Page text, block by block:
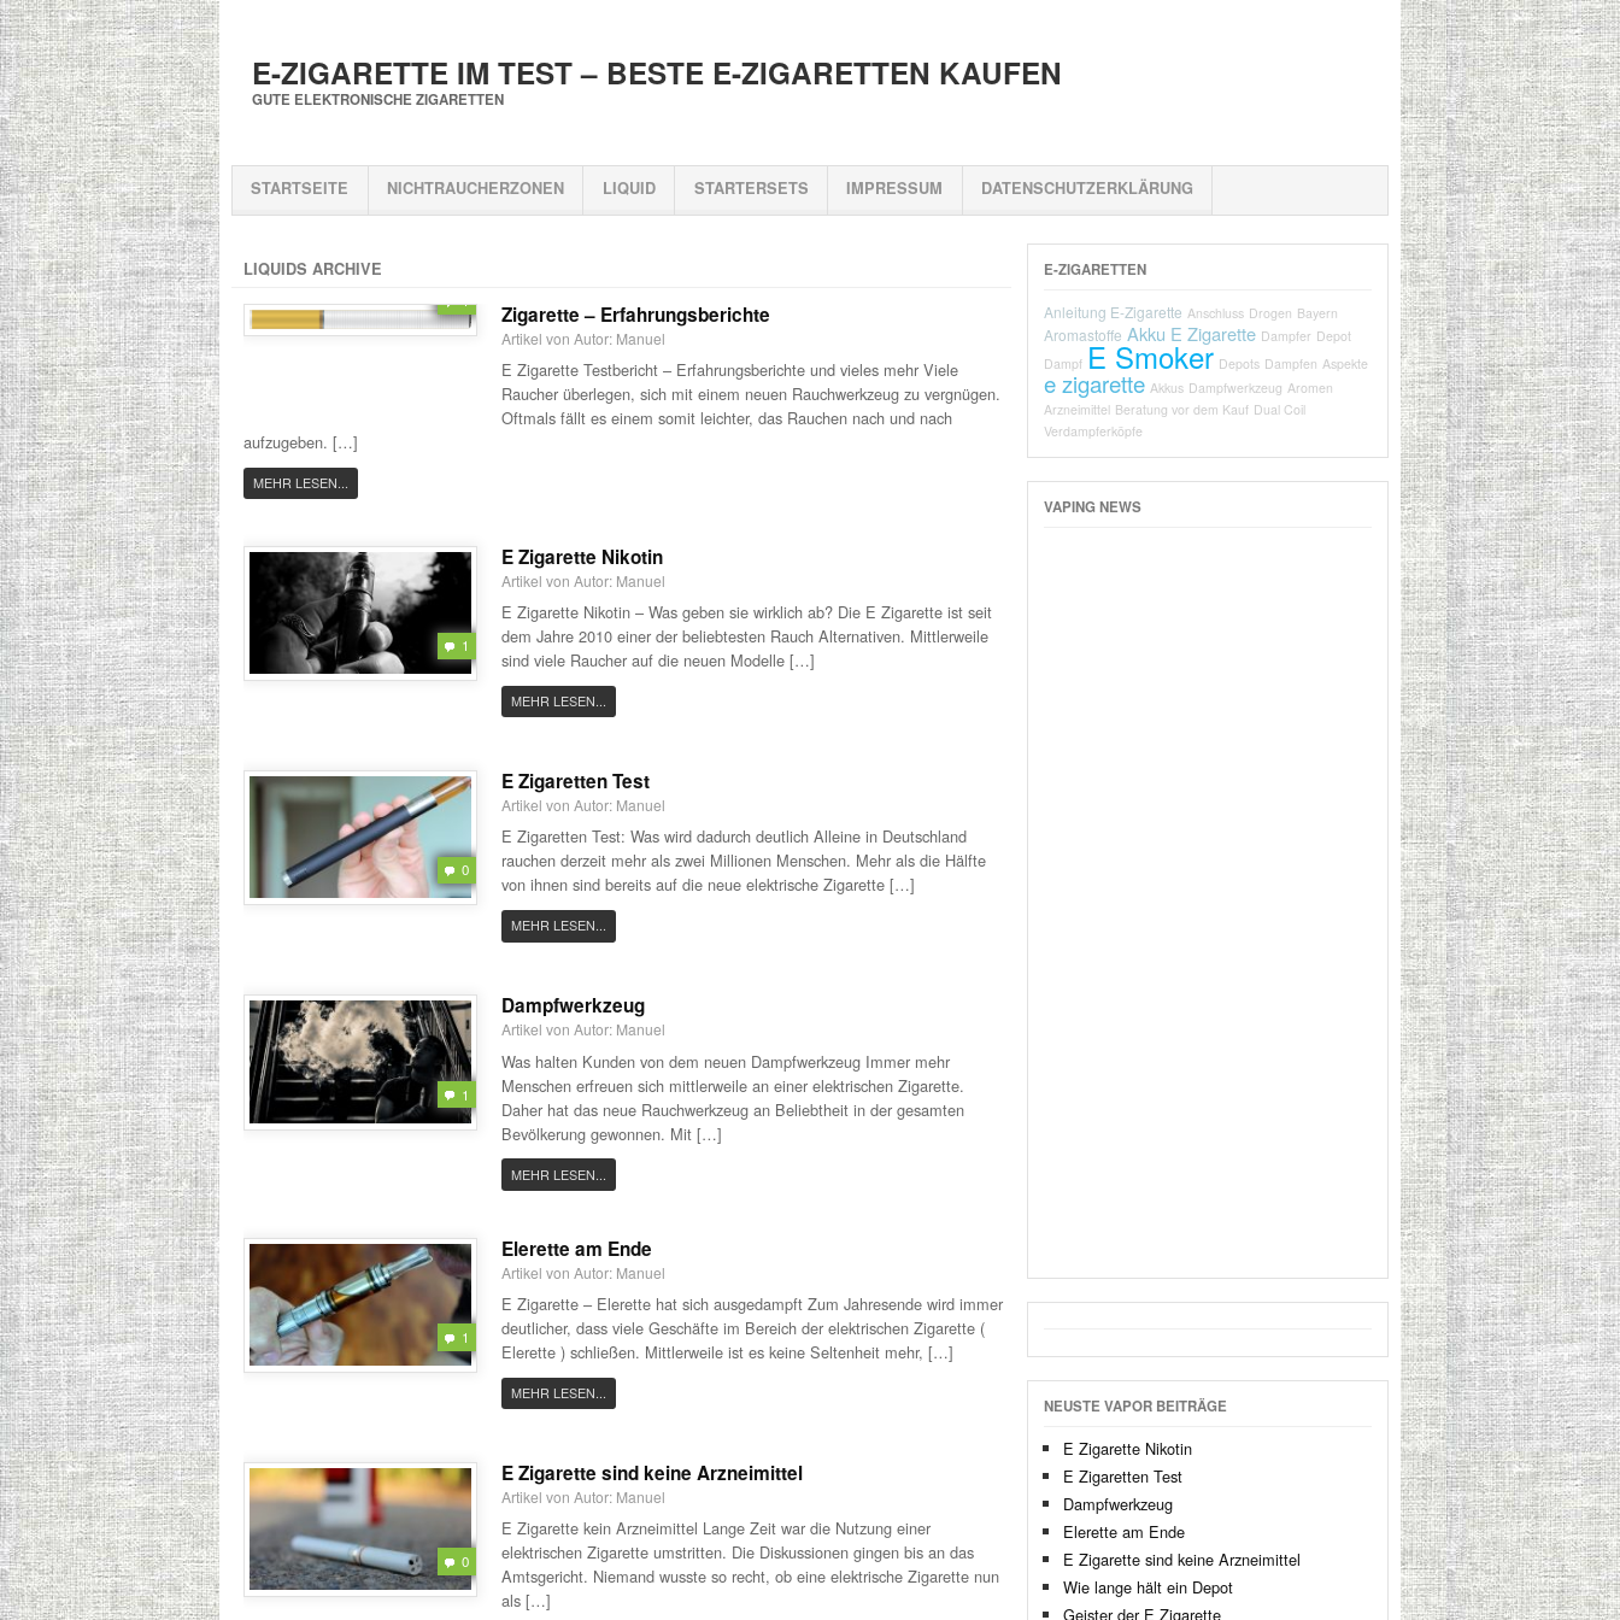
E-ZIGARETTE IM TEST – BESTE E-ZIGARETTEN KAUFEN
GUTE ELEKTRONISCHE ZIGARETTEN
STARTSEITE NICHTRAUCHERZONEN LIQUID STARTERSETS IMPRESSUM DATENSCHUTZERKLÄRUNG
LIQUIDS ARCHIVE
1
Zigarette – Erfahrungsberichte
Artikel von Autor: Manuel
E Zigarette Testbericht – Erfahrungsberichte und vieles mehr Viele
Raucher überlegen, sich mit einem neuen Rauchwerkzeug zu vergnügen.
Oftmals fällt es einem somit leichter, das Rauchen nach und nach
aufzugeben. […]
MEHR LESEN...
1
E Zigarette Nikotin
Artikel von Autor: Manuel
E Zigarette Nikotin – Was geben sie wirklich ab? Die E Zigarette ist seit
dem Jahre 2010 einer der beliebtesten Rauch Alternativen. Mittlerweile
sind viele Raucher auf die neuen Modelle […]
MEHR LESEN...
0
E Zigaretten Test
Artikel von Autor: Manuel
E Zigaretten Test: Was wird dadurch deutlich Alleine in Deutschland
rauchen derzeit mehr als zwei Millionen Menschen. Mehr als die Hälfte
von ihnen sind bereits auf die neue elektrische Zigarette […]
MEHR LESEN...
1
Dampfwerkzeug
Artikel von Autor: Manuel
Was halten Kunden von dem neuen Dampfwerkzeug Immer mehr
Menschen erfreuen sich mittlerweile an einer elektrischen Zigarette.
Daher hat das neue Rauchwerkzeug an Beliebtheit in der gesamten
Bevölkerung gewonnen. Mit […]
MEHR LESEN...
1
Elerette am Ende
Artikel von Autor: Manuel
E Zigarette – Elerette hat sich ausgedampft Zum Jahresende wird immer
deutlicher, dass viele Geschäfte im Bereich der elektrischen Zigarette (
Elerette ) schließen. Mittlerweile ist es keine Seltenheit mehr, […]
MEHR LESEN...
0
E Zigarette sind keine Arzneimittel
Artikel von Autor: Manuel
E Zigarette kein Arzneimittel Lange Zeit war die Nutzung einer
elektrischen Zigarette umstritten. Die Diskussionen gingen bis an das
Amtsgericht. Niemand wusste so recht, ob eine elektrische Zigarette nun
als […]
E-ZIGARETTEN
Anleitung E-Zigarette Anschluss Drogen Bayern
Aromastoffe Akku E Zigarette Dampfer Depot
Dampf E Smoker Depots Dampfen Aspekte
e zigarette Akkus Dampfwerkzeug Aromen
Arzneimittel Beratung vor dem Kauf Dual Coil
Verdampferköpfe
VAPING NEWS
NEUSTE VAPOR BEITRÄGE
E Zigarette Nikotin
E Zigaretten Test
Dampfwerkzeug
Elerette am Ende
E Zigarette sind keine Arzneimittel
Wie lange hält ein Depot
Geister der E Zigarette